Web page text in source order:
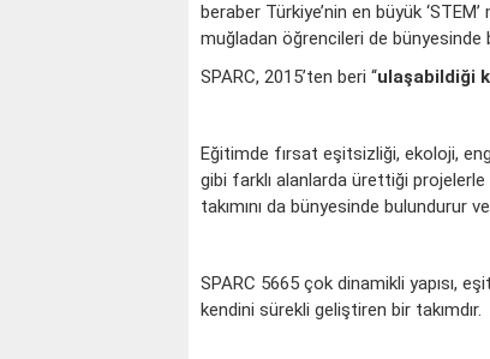
beraber Türkiye’nin en büyük
muğladan öğrencileri de bünyesinde
SPARC, 2015’ten beri ‘‘ulaşabildiği
Eğitimde fırsat eşitsizliği, ekoloji,
gibi farklı alanlarda ürettiği
takımını da bünyesinde bulundurur
SPARC 5665 çok dinamikli yapısı,
kendini sürekli geliştiren bir takımdır.